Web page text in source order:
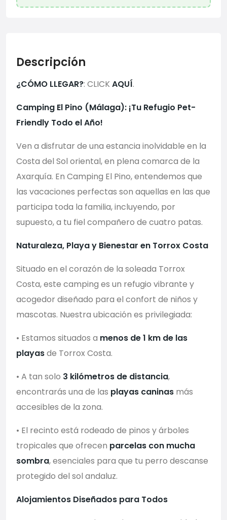
Descripción
¿CÓMO LLEGAR?: CLICKAQUÍ.
Camping El Pino (Málaga): ¡Tu Refugio Pet-
Friendly Todo el Año!
Ven a disfrutar de una estancia inolvidable en la
Costa del Sol oriental, en plena comarca de la
Axarquía. En Camping El Pino, entendemos que
las vacaciones perfectas son aquellas en las que
participa toda la familia, incluyendo, por
supuesto, a tu fiel compañero de cuatro patas.
Naturaleza, Playa y Bienestar en Torrox Costa
Situado en el corazón de la soleada Torrox
Costa, este camping es un refugio vibrante y
acogedor diseñado para el confort de niños y
mascotas. Nuestra ubicación es privilegiada:
• Estamos situados a menos de 1 km de las
playasde Torrox Costa.
• A tan solo 3 kilómetros de distancia,
encontrarás una de las playas caninas más
accesibles de la zona.
• El recinto está rodeado de pinos y árboles
tropicales que ofrecen parcelas con mucha
sombra, esenciales para que tu perro descanse
protegido del sol andaluz.
Alojamientos Diseñados para Todos